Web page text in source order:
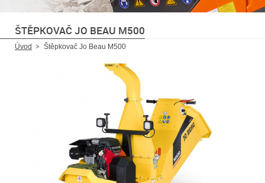
ŠTĚPKOVAČ JO BEAU M500
Úvod Štěpkovač Jo Beau M500